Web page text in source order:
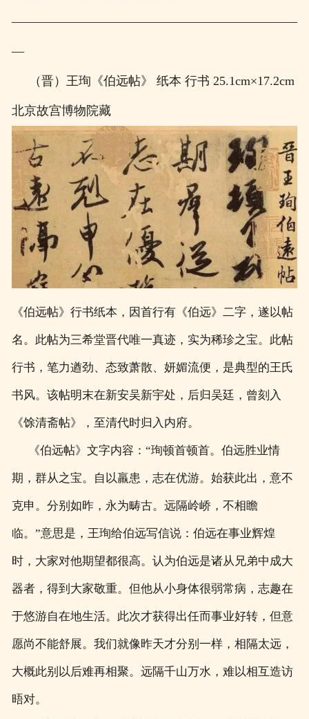
———————————————————————
—
（晋）王珣《伯远帖》 纸本 行书 25.1cm×17.2cm
北京故宫博物院藏
《伯远帖》行书纸本，因首行有《伯远》二字，遂以帖
名。此帖为三希堂晋代唯一真迹，实为稀珍之宝。此帖
行书，笔力遒劲、态致萧散、妍媚流便，是典型的王氏
书风。该帖明末在新安吴新宇处，后归吴廷，曾刻入
《馀清斋帖》，至清代时归入内府。
《伯远帖》文字内容：“珣顿首顿首。伯远胜业情
期，群从之宝。自以羸患，志在优游。始获此出，意不
克申。分别如昨，永为畴古。远隔岭峤，不相瞻
临。”意思是，王珣给伯远写信说：伯远在事业辉煌
时，大家对他期望都很高。认为伯远是诸从兄弟中成大
器者，得到大家敬重。但他从小身体很弱常病，志趣在
于悠游自在地生活。此次才获得出任而事业好转，但意
愿尚不能舒展。我们就像昨天才分别一样，相隔太远，
大概此别以后难再相聚。远隔千山万水，难以相互造访
晤对。